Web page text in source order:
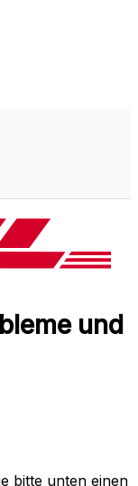
und
bitte unten einen